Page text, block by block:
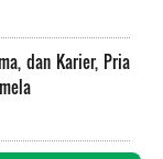
dan Karier, Pria